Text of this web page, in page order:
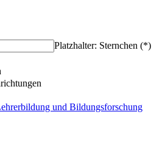
Platzhalter: Sternchen (*)
und Bildungsforschung